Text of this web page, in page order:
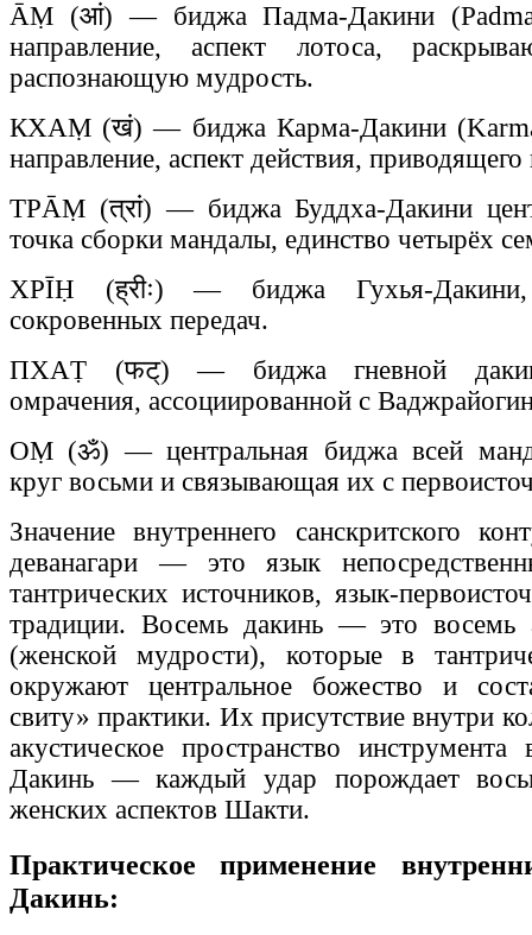
ĀṂ (आं) — биджа Падма-Дакини (Padma-
направление, аспект лотоса,
распознающую мудрость.
КХАṂ (खं) — биджа Карма-Дакини
направление, аспект действия,
ТРĀṂ (त्रां) — биджа Буддха-Дакини
точка сборки мандалы, единство четырёх
ХРĪḤ (ह्रीः) — биджа Гухья-
сокровенных передач.
ПХАṬ (फट्) — биджа гневной
омрачения, ассоциированной с
ОṂ (ॐ) — центральная биджа всей
круг восьми и связывающая их с
Значение внутреннего санскритского
деванагари — это язык
тантрических источников, язык-
традиции. Восемь дакинь — это восемь
(женской мудрости), которые в
окружают центральное божество и
свиту» практики. Их присутствие внутри
акустическое пространство
Дакинь — каждый удар порождает
женских аспектов Шакти.
Практическое применение
Дакинь: